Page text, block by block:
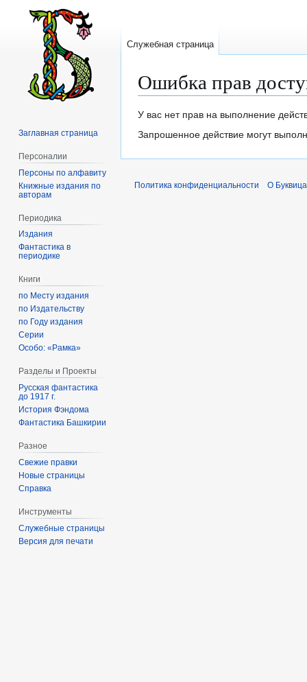
Ошибка прав
Перейти
к
Перейти
к
У вас нет прав на выполнение
Запрошенное действие могут
Служебная страница
Заглавная страница
Персоналии
Персоны по алфавиту
Книжные издания по
авторам
Периодика
Издания
Фантастика в
периодике
Книги
по Месту издания
по Издательству
по Году издания
Серии
Особо: «Рамка»
Разделы и Проекты
Русская фантастика
до 1917 г.
История Фэндома
Фантастика Башкирии
Разное
Свежие правки
Новые страницы
Справка
Инструменты
Служебные страницы
Версия для печати
Политика конфиденциальности О Буквица